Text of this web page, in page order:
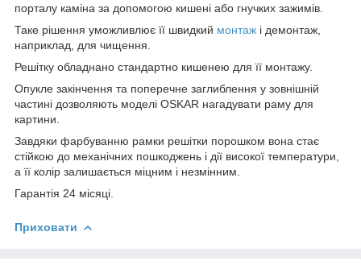
порталу каміна за допомогою кишені або гнучких зажимів.
Таке рішення уможливлює її швидкий монтаж і демонтаж,
наприклад, для чищення.
Решітку обладнано стандартно кишенею для її монтажу.
Опукле закінчення та поперечне заглиблення у зовнішній
частині дозволяють моделі OSKAR нагадувати раму для
картини.
Завдяки фарбуванню рамки решітки порошком вона стає
стійкою до механічних пошкоджень і дії високої температури,
а її колір залишається міцним і незмінним.
Гарантія 24 місяці.
Приховати